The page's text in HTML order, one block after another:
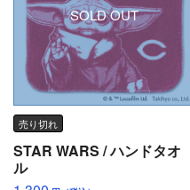
SOLD OUT
売り切れ
STAR WARS / ハンドタオ
ル